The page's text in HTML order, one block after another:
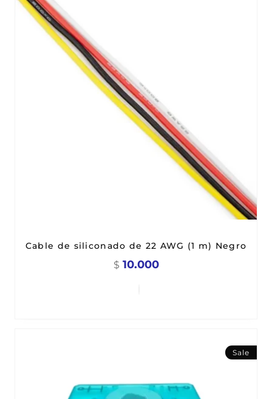
Cable de siliconado de 22 AWG (1 m) Negro
$ 10.000
Sale